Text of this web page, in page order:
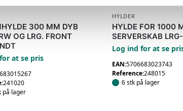
300 MM DYB
OG LRG. FRONT
at se pris
241020
på lager
HYLDER
HYLDE FOR 1000
SERVERSKAB
Log ind for at se
EAN:5706683023743
Reference:248015
6 stk på lager